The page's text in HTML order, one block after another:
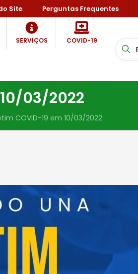
Site Perguntas Frequentes
SERVIÇOS COVID-19
03/2022
COVID-19 em 10/03/2022